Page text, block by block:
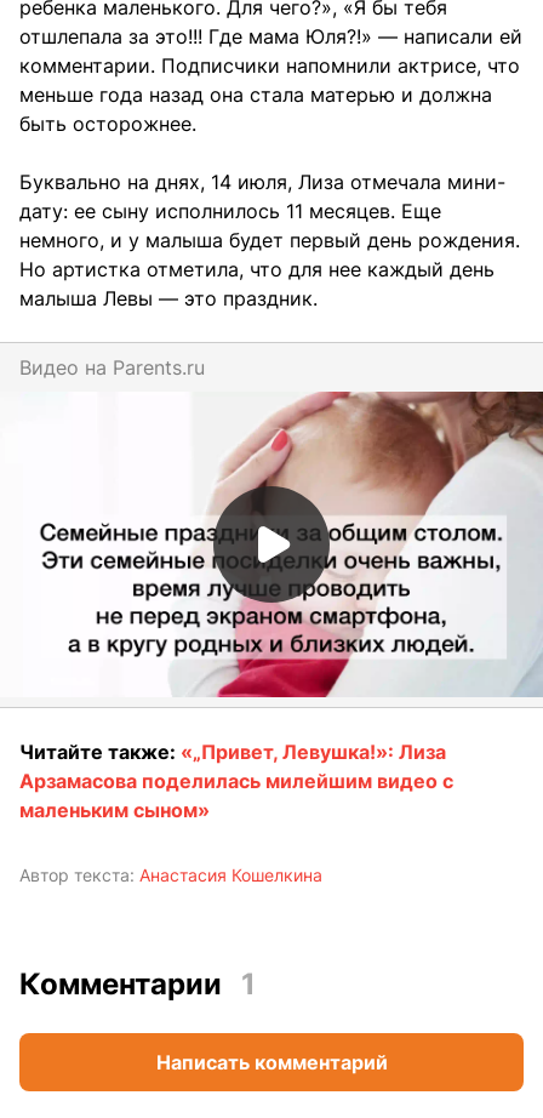
ребенка маленького. Для чего?», «Я бы тебя
отшлепала за это!!! Где мама Юля?!» — написали ей
комментарии. Подписчики напомнили актрисе, что
меньше года назад она стала матерью и должна
быть осторожнее.
Буквально на днях, 14 июля, Лиза отмечала мини-
дату: ее сыну исполнилось 11 месяцев. Еще
немного, и у малыша будет первый день рождения.
Но артистка отметила, что для нее каждый день
малыша Левы — это праздник.
Видео на parents.ru
Читайте также: «„Привет, Левушка!»: Лиза
Арзамасова поделилась милейшим видео с
маленьким сыном»
Автор текста: Анастасия Кошелкина
Комментарии 1
Написать комментарий